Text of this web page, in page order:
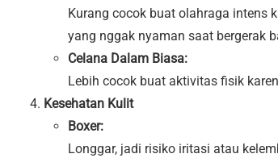
Kurang cocok buat olahraga intens
yang nggak nyaman saat bergerak
Celana Dalam Biasa:
Lebih cocok buat aktivitas fisik
Kesehatan Kulit
Boxer:
Longgar, jadi risiko iritasi atau